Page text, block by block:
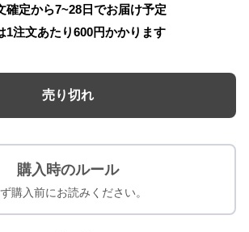
確定から7~28日でお届け予定
1注文あたり600円かかります
売り切れ
購入時のルール
購入前にお読みください。